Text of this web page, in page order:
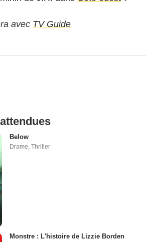
avec TV Guide
Below
Drame,Thriller
Monstre : L'histoire de Lizzie Borden